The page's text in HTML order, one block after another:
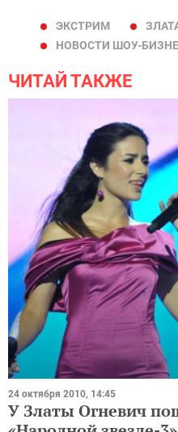
ЭКСТРИМ
НОВОСТИ ШОУ-
ЧИТАЙ ТАКЖЕ
24 октября 2010, 14:45
У Златы Огневич